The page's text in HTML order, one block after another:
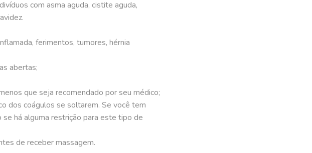
com asma aguda, cistite aguda,
ferimentos, tumores, hérnia
abertas;
que seja recomendado por seu médico;
dos coágulos se soltarem. Se você tem
há alguma restrição para este tipo de
de receber massagem.